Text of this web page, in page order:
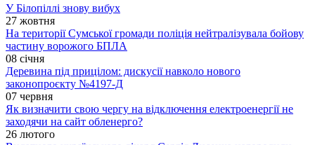
У Білопіллі знову вибух
27 жовтня
На території Сумської громади поліція нейтралізувала бойову
частину ворожого БПЛА
08 січня
Деревина під прицілом: дискусії навколо нового
законопроєкту №4197-Д
07 червня
Як визначити свою чергу на відключення електроенергії не
заходячи на сайт обленерго?
26 лютого